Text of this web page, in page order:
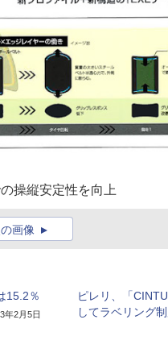
操縦安定性を向上
画像
15.2％
年2月5日
ピレリ、「
してラベリング